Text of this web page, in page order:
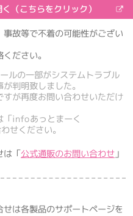
（こちらをクリック）
故等で不着の可能性がござい
ださい。
ルの一部がシステムトラブル
判明致しました。
が再度お問い合わせいただけ
「infoあっとまーく
せください。
は「公式通販のお問い合わせ」
は各製品のサポートページを